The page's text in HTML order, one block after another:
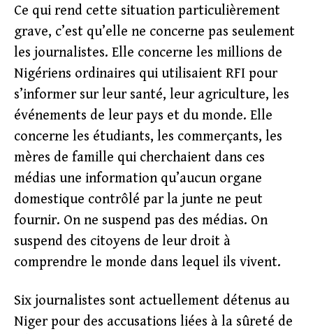
Ce qui rend cette situation particulièrement
grave, c’est qu’elle ne concerne pas seulement
les journalistes. Elle concerne les millions de
Nigériens ordinaires qui utilisaient RFI pour
s’informer sur leur santé, leur agriculture, les
événements de leur pays et du monde. Elle
concerne les étudiants, les commerçants, les
mères de famille qui cherchaient dans ces
médias une information qu’aucun organe
domestique contrôlé par la junte ne peut
fournir. On ne suspend pas des médias. On
suspend des citoyens de leur droit à
comprendre le monde dans lequel ils vivent.
Six journalistes sont actuellement détenus au
Niger pour des accusations liées à la sûreté de